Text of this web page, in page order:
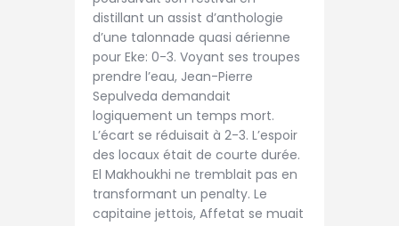
distillant un assist d’anthologie
d’une talonnade quasi aérienne
pour Eke: 0-3. Voyant ses troupes
prendre l’eau, Jean-Pierre
Sepulveda demandait
logiquement un temps mort.
L’écart se réduisait à 2-3. L’espoir
des locaux était de courte durée.
El Makhoukhi ne tremblait pas en
transformant un penalty. Le
capitaine jettois, Affetat se muait